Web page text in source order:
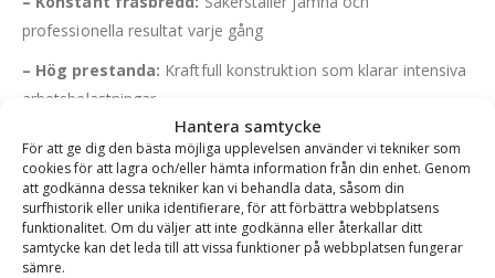
Hantera samtycke
För att ge dig den bästa möjliga upplevelsen använder vi tekniker som
cookies för att lagra och/eller hämta information från din enhet. Genom
att godkänna dessa tekniker kan vi behandla data, såsom din
surfhistorik eller unika identifierare, för att förbättra webbplatsens
funktionalitet. Om du väljer att inte godkänna eller återkallar ditt
samtycke kan det leda till att vissa funktioner på webbplatsen fungerar
sämre.
professionella resultat varje gång
– Hög prestanda: Kraftfull konstruktion som klarar intensiva
arbetsbelastningar
– Effektiv avlägsning:Skär spår med raka kanter för en
enklare och mer effektiv arbetsprocess
– Materialåtervinning:De frästa massorna kan
återanvändas som fyllnadsmaterial, vilket bidrar till hållbarhet
och minskade kostnader